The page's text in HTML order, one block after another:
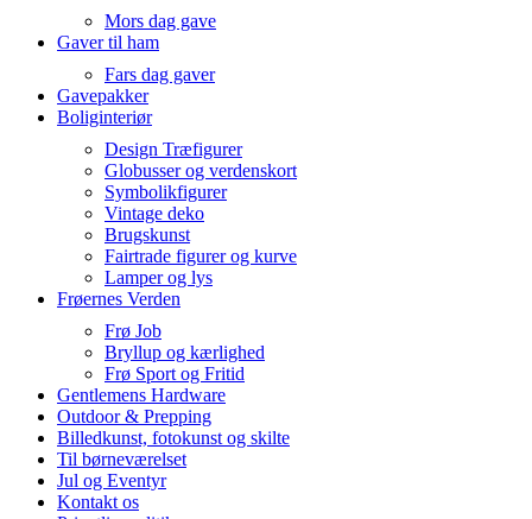
Mors dag gave
Gaver til ham
Fars dag gaver
Gavepakker
Boliginteriør
Design Træfigurer
Globusser og verdenskort
Symbolikfigurer
Vintage deko
Brugskunst
Fairtrade figurer og kurve
Lamper og lys
Frøernes Verden
Frø Job
Bryllup og kærlighed
Frø Sport og Fritid
Gentlemens Hardware
Outdoor & Prepping
Billedkunst, fotokunst og skilte
Til børneværelset
Jul og Eventyr
Kontakt os